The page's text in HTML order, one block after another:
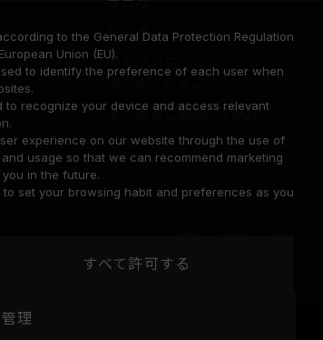
ブログ
ビデオ
ギャラリー
よくあるご質問（FAQ）
ー
to the General Data Protection Regulation
Union (EU).
to identify the preference of each user when
recognize your device and access relevant
experience on our website through the use of
usage so that we can recommend marketing
in the future.
set your browsing habit and preferences as you
すべて許可する
理